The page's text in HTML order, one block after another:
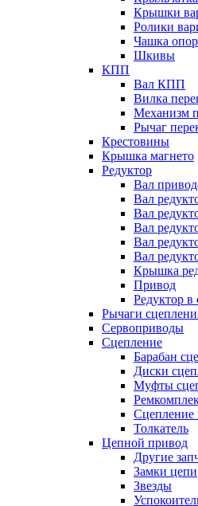
Крышки
Ролики
Чашка
Шкивы
КПП
Вал КПП
Вилка
Механизм
Рычаг
Крестовины
Крышка магнето
Редуктор
Вал
Вал
Вал
Вал
Вал
Вал
Крышка
Привод
Редуктор в
Рычаги
Сервоприводы
Сцепление
Барабан
Диски
Муфты
Сцепление
Толкатель
Цепной привод
Другие
Замки цепи
Звезды